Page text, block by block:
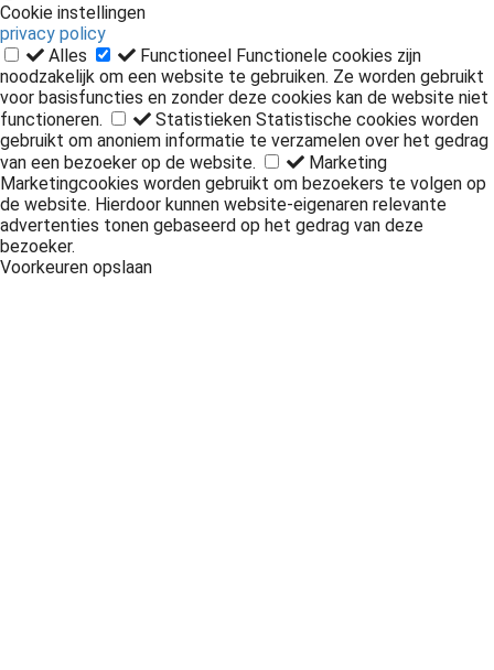
Cookie instellingen
privacy policy
Alles
Functioneel Functionele cookies zijn
noodzakelijk om een website te gebruiken. Ze worden gebruikt
voor basisfuncties en zonder deze cookies kan de website niet
functioneren.
Statistieken Statistische cookies worden
gebruikt om anoniem informatie te verzamelen over het gedrag
van een bezoeker op de website.
Marketing
Marketingcookies worden gebruikt om bezoekers te volgen op
de website. Hierdoor kunnen website-eigenaren relevante
advertenties tonen gebaseerd op het gedrag van deze
bezoeker.
Voorkeuren opslaan